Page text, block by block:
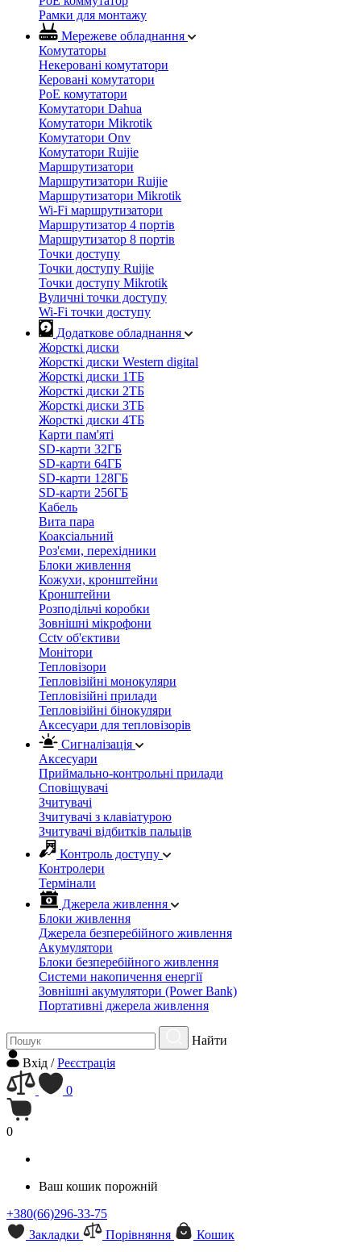
Рамки для монтажу
Мережеве обладнання
Комутаторы
Некеровані комутатори
Керовані комутатори
PoE комутатори
Комутатори Dahua
Комутатори Mikrotik
Комутатори Onv
Комутатори Ruijie
Маршрутизатори
Маршрутизатори Ruijie
Маршрутизатори Mikrotik
Wi-Fi маршрутизатори
Маршрутизатор 4 портів
Маршрутизатор 8 портів
Точки доступу
Точки доступу Ruijie
Точки доступу Mikrotik
Вуличні точки доступу
Wi-Fi точки доступу
Додаткове обладнання
Жорсткі диски
Жорсткі диски Western digital
Жорсткі диски 1ТБ
Жорсткі диски 2ТБ
Жорсткі диски 3ТБ
Жорсткі диски 4ТБ
Карти пам'яті
SD-карти 32ГБ
SD-карти 64ГБ
SD-карти 128ГБ
SD-карти 256ГБ
Кабель
Вита пара
Коаксіальний
Роз'єми, перехідники
Блоки живлення
Кожухи, кронштейни
Кронштейни
Розподільчі коробки
Зовнішні мікрофони
Cctv об'єктиви
Монітори
Тепловізори
Тепловізійні монокуляри
Тепловізійні прилади
Тепловізійні бінокуляри
Аксесуари для тепловізорів
Сигналізація
Аксесуари
Приймально-контрольні прилади
Сповіщувачі
Зчитувачі
Зчитувачі з клавіатурою
Зчитувачі відбитків пальців
Контроль доступу
Контролери
Термінали
Джерела живлення
Блоки живлення
Джерела безперебійного живлення
Акумулятори
Блоки безперебійного живлення
Системи накопичення енергії
Зовнішні акумулятори (Power Bank)
Портативні джерела живлення
Найти
Вхiд /Реєстрація
0
0
Ваш кошик порожній
+380(66)296-33-75
Закладки
Порівняння
Кошик